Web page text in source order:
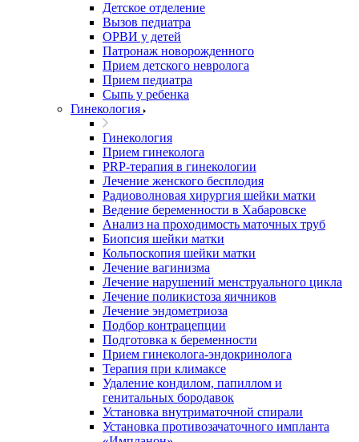
Детское отделение
Вызов педиатра
ОРВИ у детей
Патронаж новорожденного
Прием детского невролога
Прием педиатра
Сыпь у ребенка
Гинекология
Гинекология
Прием гинеколога
PRP-терапия в гинекологии
Лечение женского бесплодия
Радиоволновая хирургия шейки матки
Ведение беременности в Хабаровске
Анализ на проходимость маточных труб
Биопсия шейки матки
Кольпоскопия шейки матки
Лечение вагинизма
Лечение нарушений менструального цикла
Лечение поликистоза яичников
Лечение эндометриоза
Подбор контрацепции
Подготовка к беременности
Прием гинеколога-эндокринолога
Терапия при климаксе
Удаление кондилом, папиллом и
генитальных бородавок
Установка внутриматочной спирали
Установка противозачаточного импланта